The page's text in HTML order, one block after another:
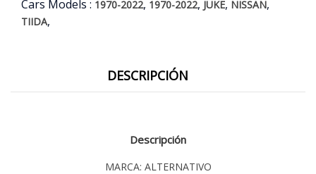
Cars Models : 1970-2022, 1970-2022, JUKE, NISSAN,
TIIDA,
DESCRIPCIÓN
Descripción
MARCA: ALTERNATIVO